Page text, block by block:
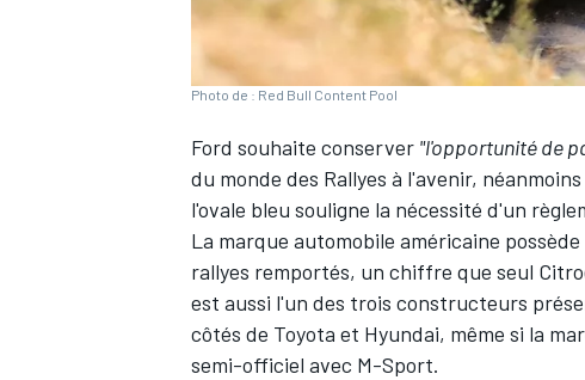
WEC
Photo de : Red Bull Content Pool
Ford souhaite conserver "l'opportunité de
du monde des Rallyes à l'avenir,
l'ovale bleu souligne la nécessité d'un
La marque automobile américaine
rallyes remportés, un chiffre que seul
est aussi l'un des trois constructeurs
côtés de Toyota et Hyundai, même si la
semi-officiel avec M-Sport.